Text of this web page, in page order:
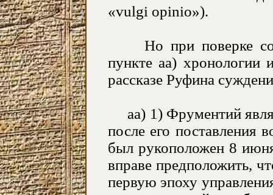
«vulgi opinio»).
Но при поверке со
пункте aa) хронологии
рассказе Руфина
aa) 1) Фрументий
после его поставления
был рукоположен 8
вправе предположить,
первую эпоху